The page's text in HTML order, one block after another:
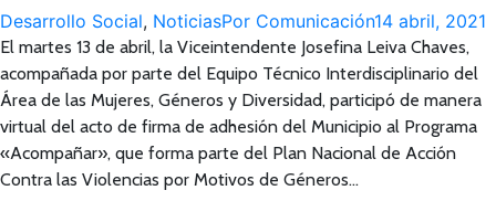
Desarrollo Social, NoticiasPor Comunicación14 abril, 2021
El martes 13 de abril, la Viceintendente Josefina Leiva Chaves,
acompañada por parte del Equipo Técnico Interdisciplinario del
Área de las Mujeres, Géneros y Diversidad, participó de manera
virtual del acto de firma de adhesión del Municipio al Programa
«Acompañar», que forma parte del Plan Nacional de Acción
Contra las Violencias por Motivos de Géneros…